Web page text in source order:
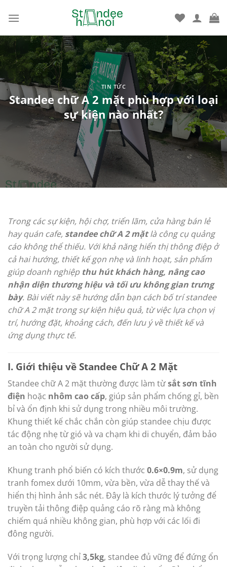
qua
dung
TIN TỨC
Standee chữ A 2 mặt phù hợp với loại
sự kiện nào nhất?
Trong các sự kiện, hội chợ, triển lãm, cửa hàng bán lẻ
hay quán cafe, standee chữ A 2 mặtlà công cụ quảng
cáo không thể thiếu. Với khả năng hiển thị thông điệp ở
cả hai hướng, thiết kế gọn nhẹ và linh hoạt, sản phẩm
giúp doanh nghiệp thu hút khách hàng, nâng cao
nhận diện thương hiệu và tối ưu không gian trưng
bày. Bài viết này sẽ hướng dẫn bạn cách bố trí standee
chữ A 2 mặt trong sự kiện hiệu quả, từ việc lựa chọn vị
trí, hướng đặt, khoảng cách, đến lưu ý về thiết kế và
ứng dụng thực tế.
I. Giới thiệu về Standee Chữ A 2 Mặt
Standee chữ A 2 mặt thường được làm từsắt sơn tĩnh
điện hoặc nhôm cao cấp, giúp sản phẩm chống gỉ, bền
bỉ và ổn định khi sử dụng trong nhiều môi trường.
Khung thiết kế chắc chắn còn giúp standee chịu được
tác động nhẹ từ gió và va chạm khi di chuyển, đảm bảo
an toàn cho người sử dụng.
Khung tranh phổ biến có kích thước 0.6×0.9m, sử dụng
tranh fomex dưới 10mm, vừa bền, vừa dễ thay thế và
hiển thị hình ảnh sắc nét. Đây là kích thước lý tưởng để
truyền tải thông điệp quảng cáo rõ ràng mà không
chiếm quá nhiều không gian, phù hợp với các lối đi
đông người.
Với trọng lượng chỉ3,5kg, standee đủ vững để đứng ổn